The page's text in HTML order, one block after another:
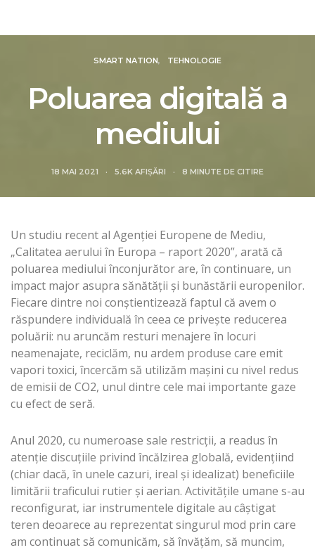
SMART NATION TEHNOLOGIE
Poluarea digitală a
mediului
18 MAI 2021 5.6K AFIȘĂRI 8 MINUTE DE CITIRE
Un studiu recent al Agenţiei Europene de Mediu,
„Calitatea aerului în Europa – raport 2020”, arată că
poluarea mediului înconjurător are, în continuare, un
impact major asupra sănătăţii şi bunăstării europenilor.
Fiecare dintre noi conștientizează faptul că avem o
răspundere individuală în ceea ce privește reducerea
poluării: nu aruncăm resturi menajere în locuri
neamenajate, reciclăm, nu ardem produse care emit
vapori toxici, încercăm să utilizăm mașini cu nivel redus
de emisii de CO2, unul dintre cele mai importante gaze
cu efect de seră.
Anul 2020, cu numeroase sale restricții, a readus în
atenție discuțiile privind încălzirea globală, evidențiind
(chiar dacă, în unele cazuri, ireal și idealizat) beneficiile
limitării traficului rutier și aerian. Activitățile umane s-au
reconfigurat, iar instrumentele digitale au câștigat
teren deoarece au reprezentat singurul mod prin care
am continuat să comunicăm, să învățăm, să muncim,